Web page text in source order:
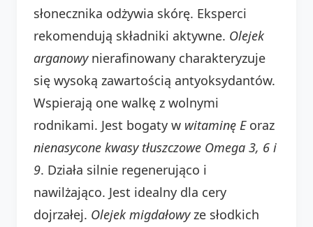
słonecznika odżywia skórę. Eksperci
rekomendują składniki aktywne. Olejek
arganowynierafinowany charakteryzuje
się wysoką zawartością antyoksydantów.
Wspierają one walkę z wolnymi
rodnikami. Jest bogaty w witaminę Eoraz
nienasycone kwasy tłuszczowe Omega 3, 6 i
9. Działa silnie regenerująco i
nawilżająco. Jest idealny dla cery
dojrzałej. Olejek migdałowyze słodkich